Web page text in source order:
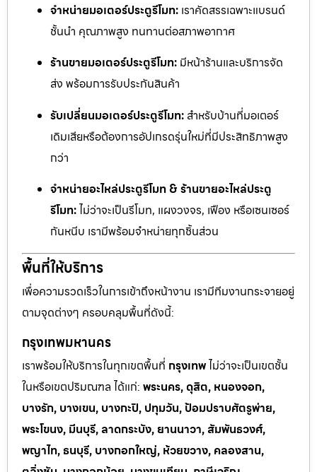
จำหน่ายมอเตอร์ประตูรีโมท: เราคัดสรรเฉพาะแบรนด์
ชั้นนำ คุณภาพสูง ทนทานต่อสภาพอากาศ
ร้านขายมอเตอร์ประตูรีโมท: มีหน้าร้านและบริการจัด
ส่ง พร้อมการรับประกันสินค้า
รับเปลี่ยนมอเตอร์ประตูรีโมท: สำหรับบ้านที่มอเตอร์
เดิมเสียหรือต้องการอัปเกรดรุ่นใหม่ที่มีประสิทธิภาพสูง
กว่า
จำหน่ายอะไหล่ประตูรีโมท & ร้านขายอะไหล่ประตู
รีโมท:ไม่ว่าจะเป็นรีโมท, แผงวงจร, เฟือง หรือเซนเซอร์
กันหนีบ เรามีพร้อมจำหน่ายทุกชิ้นส่วน
พื้นที่ให้บริการ
เพื่อความรวดเร็วในการเข้าถึงหน้างาน เรามีทีมงานกระจายอยู่
ตามจุดต่างๆ ครอบคลุมพื้นที่ดังนี้:
กรุงเทพมหานคร
เราพร้อมให้บริการในทุกเขตพื้นที่ กรุงเทพไม่ว่าจะเป็นเขตชั้น
ในหรือเขตปริมณฑล ได้แก่: พระนคร, ดุสิต, หนองจอก,
บางรัก, บางเขน, บางกะปิ, ปทุมวัน, ป้อมปราบศัตรูพ่าย,
พระโขนง, มีนบุรี, ลาดกระบัง, ยานนาวา, สัมพันธวงศ์,
พญาไท, ธนบุรี, บางกอกใหญ่, ห้วยขวาง, คลองสาน,